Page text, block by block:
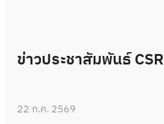
ข่าวประชาสัมพันธ์ CSR
22 ก.ค. 2569